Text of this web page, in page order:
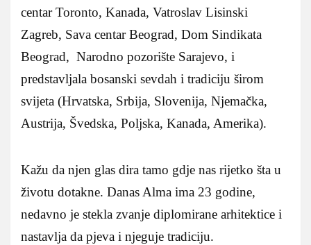
centar Toronto, Kanada, Vatroslav Lisinski
Zagreb, Sava centar Beograd, Dom Sindikata
Beograd, Narodno pozorište Sarajevo, i
predstavljala bosanski sevdah i tradiciju širom
svijeta (Hrvatska, Srbija, Slovenija, Njemačka,
Austrija, Švedska, Poljska, Kanada, Amerika).
Kažu da njen glas dira tamo gdje nas rijetko šta u
životu dotakne. Danas Alma ima 23 godine,
nedavno je stekla zvanje diplomirane arhitektice i
nastavlja da pjeva i njeguje tradiciju.